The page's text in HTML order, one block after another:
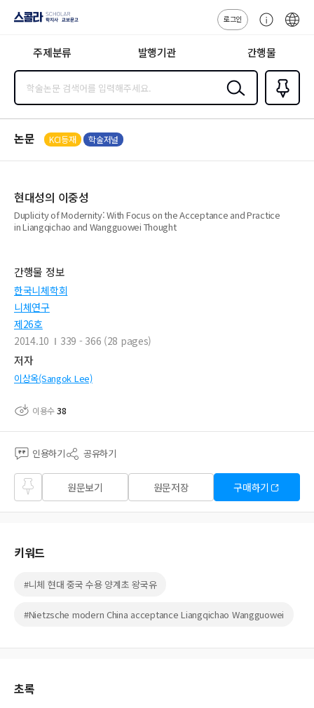
지사·교보문고
로그인
센
주제분류 발행기관 간행물
검색
즐겨찾
기0
논문 KCI등재 학술저널
현대성의 이중성
Duplicity of Modernity: With Focus on the Acceptance and Practice
in Liangqichao and Wangguowei Thought
간행물 정보
한국니체학회
니체연구
제26호
2014.10
339 - 366 (28 pages)
저자
이상옥(Sangok Lee)
이용수38
인용하기 공유하기
즐겨
찾기
원문보기 원문저장 구매하기
키워드
#니체 현대 중국 수용 양계초 왕국유
#Nietzsche modern China acceptance Liangqichao Wangguowei
초록